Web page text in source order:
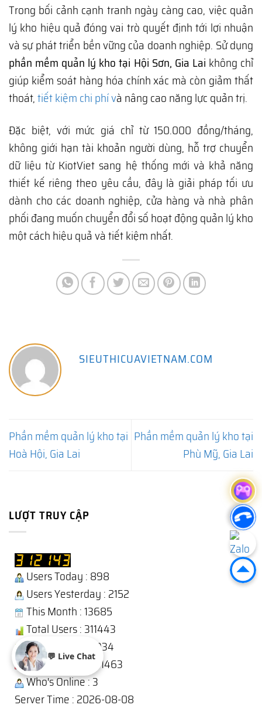
Trong bối cảnh cạnh tranh ngày càng cao, việc quản
lý kho hiệu quả đóng vai trò quyết định tới lợi nhuận
và sự phát triển bền vững của doanh nghiệp. Sử dụng
phần mềm quản lý kho tại Hội Sơn, Gia Lai không chỉ
giúp kiểm soát hàng hóa chính xác mà còn giảm thất
thoát,tiết kiệm chi phí và nâng cao năng lực quản trị.
Đặc biệt, với mức giá chỉ từ 150.000 đồng/tháng,
không giới hạn tài khoản người dùng, hỗ trợ chuyển
dữ liệu từ KiotViet sang hệ thống mới và khả năng
thiết kế riêng theo yêu cầu, đây là giải pháp tối ưu
dành cho các doanh nghiệp, cửa hàng và nhà phân
phối đang muốn chuyển đổi số hoạt động quản lý kho
một cách hiệu quả và tiết kiệm nhất.
SIEUTHICUAVIETNAM.COM
Phần mềm quản lý kho tại
Hoà Hội, Gia Lai
Phần mềm quản lý kho tại
Phù Mỹ, Gia Lai
LƯỢT TRUY CẬP
Users Today : 898
Users Yesterday : 2152
This Month : 13685
Total Users : 311443
Views Today : 1934
Total views : 1241463
Who's Online : 3
Server Time : 2026-08-08
💬 Live Chat